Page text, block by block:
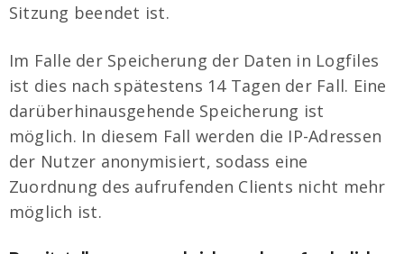
Sitzung beendet ist.
Im Falle der Speicherung der Daten in Logfiles
ist dies nach spätestens 14 Tagen der Fall. Eine
darüberhinausgehende Speicherung ist
möglich. In diesem Fall werden die IP-Adressen
der Nutzer anonymisiert, sodass eine
Zuordnung des aufrufenden Clients nicht mehr
möglich ist.